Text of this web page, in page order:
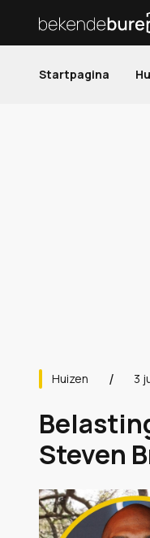
Startpagina
Huizen 3
Steven